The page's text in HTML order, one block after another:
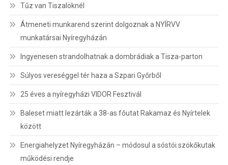
Tűz van Tiszalöknél
Átmeneti munkarend szerint dolgoznak a NYÍRVV
munkatársai Nyíregyházán
Ingyenesen strandolhatnak a dombrádiak a Tisza-parton
Súlyos vereséggel tér haza a Szpari Győrből
25 éves a nyíregyházi VIDOR Fesztivál
Baleset miatt lezárták a 38-as főutat Rakamaz és Nyírtelek
között
Energiahelyzet Nyíregyházán – módosul a sóstói szökőkutak
működési rendje